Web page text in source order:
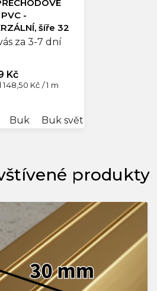
-
šíře 32
za 3-7 dní
Kč
148,50 Kč / 1 m
Buk Buk světlý
produkty